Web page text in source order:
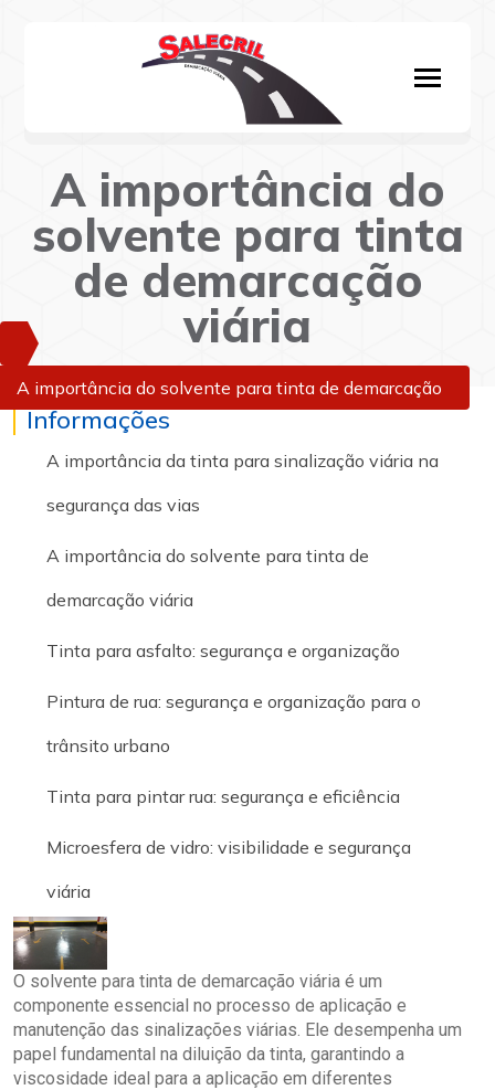
A importância do
solvente para tinta
de demarcação
viária
A importância do solvente para tinta de demarcação
Informações
A importância da tinta para sinalização viária na
segurança das vias
A importância do solvente para tinta de
demarcação viária
Tinta para asfalto: segurança e organização
Pintura de rua: segurança e organização para o
trânsito urbano
Tinta para pintar rua: segurança e eficiência
Microesfera de vidro: visibilidade e segurança
viária
O solvente para tinta de demarcação viária é um
componente essencial no processo de aplicação e
manutenção das sinalizações viárias. Ele desempenha um
papel fundamental na diluição da tinta, garantindo a
viscosidade ideal para a aplicação em diferentes